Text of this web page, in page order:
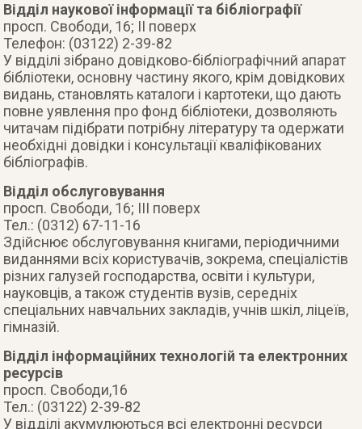
Відділ наукової інформації та бібліографії
просп. Свободи, 16; ІІ поверх
Телефон: (03122) 2-39-82
У відділі зібрано довідково-бібліографічний апарат
бібліотеки, основну частину якого, крім довідкових
видань, становлять каталоги і картотеки, що дають
повне уявлення про фонд бібліотеки, дозволяють
читачам підібрати потрібну літературу та одержати
необхідні довідки і консультації кваліфікованих
бібліографів.
Відділ обслуговування
просп. Свободи, 16; ІІІ поверх
Тел.: (0312) 67-11-16
Здійснює обслуговування книгами, періодичними
виданнями всіх користувачів, зокрема, спеціалістів
різних галузей господарства, освіти і культури,
науковців, а також студентів вузів, середніх
спеціальних навчальних закладів, учнів шкіл, ліцеїв,
гімназій.
Відділ інформаційних технологій та електронних
ресурсів
просп. Свободи,16
Тел.: (03122) 2-39-82
У відділі акумулюються всі електронні ресурси